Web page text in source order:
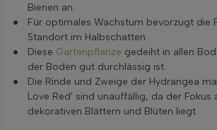
Bienen an.
Für optimales Wachstum bevorzugt die
Standort im Halbschatten.
Diese Gartenpflanze gedeiht in allen
der Boden gut durchlässig ist.
Die Rinde und Zweige der Hydrangea
Love Red' sind unauffällig, da der Fokus
dekorativen Blättern und Blüten liegt.